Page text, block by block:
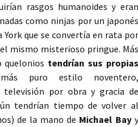
rasgos humanoides y eran
como ninjas por un japonés
York que se convertía en rata por
mismo misterioso pringue. Más
quelonios tendrían sus propias
puro estilo noventero,
televisión por obra y gracia de
tendrían tiempo de volver al
de la mano de Michael Bayy